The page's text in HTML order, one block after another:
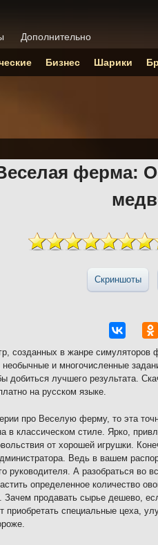
ферма:
Скриншоты
созданных в жанре симуляторов
и многочисленные
добиться лучшего результата.
на русском языке.
про Веселую ферму, то эта
классическом стиле. Ярко,
от хорошей игрушки.
Ведь в вашем
А разобраться во
определенное количество
продавать сырье дешево,
приобретать специальные цеха,
Дополнительно
Бизнес Шарики